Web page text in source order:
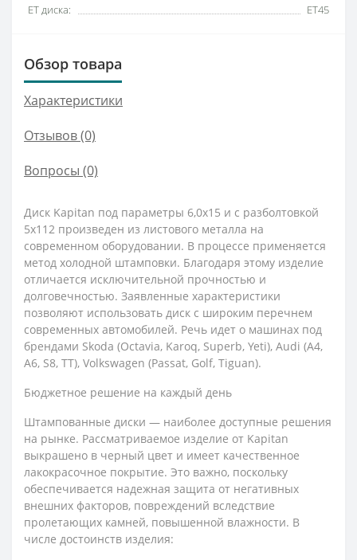
ET диска:
ET45
Обзор товара
Характеристики
Отзывов (0)
Вопросы (0)
Диск Kapitan под параметры 6,0x15 и с разболтовкой
5x112 произведен из листового металла на
современном оборудовании. В процессе применяется
метод холодной штамповки. Благодаря этому изделие
отличается исключительной прочностью и
долговечностью. Заявленные характеристики
позволяют использовать диск с широким перечнем
современных автомобилей. Речь идет о машинах под
брендами Skoda (Octavia, Karoq, Superb, Yeti), Audi (A4,
A6, S8, TT), Volkswagen (Passat, Golf, Tiguan).
Бюджетное решение на каждый день
Штампованные диски — наиболее доступные решения
на рынке. Рассматриваемое изделие от Kapitan
выкрашено в черный цвет и имеет качественное
лакокрасочное покрытие. Это важно, поскольку
обеспечивается надежная защита от негативных
внешних факторов, повреждений вследствие
пролетающих камней, повышенной влажности. В
числе достоинств изделия: